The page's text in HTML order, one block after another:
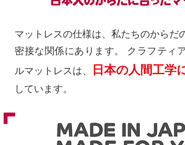
マットレスの仕様は、私たちのからだ
密接な関係にあります。 クラフティ
ルマットレスは、
日本の人間工学
しています。